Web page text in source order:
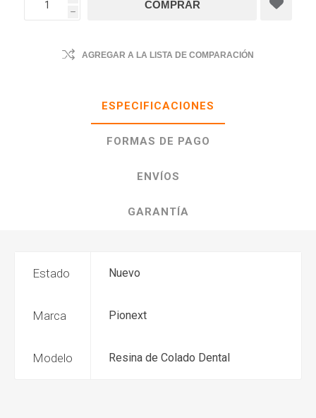
h
AGREGAR A LA LISTA DE COMPARACIÓN
ESPECIFICACIONES
FORMAS DE PAGO
ENVÍOS
GARANTÍA
Estado Nuevo
Marca Pionext
Modelo Resina de Colado Dental